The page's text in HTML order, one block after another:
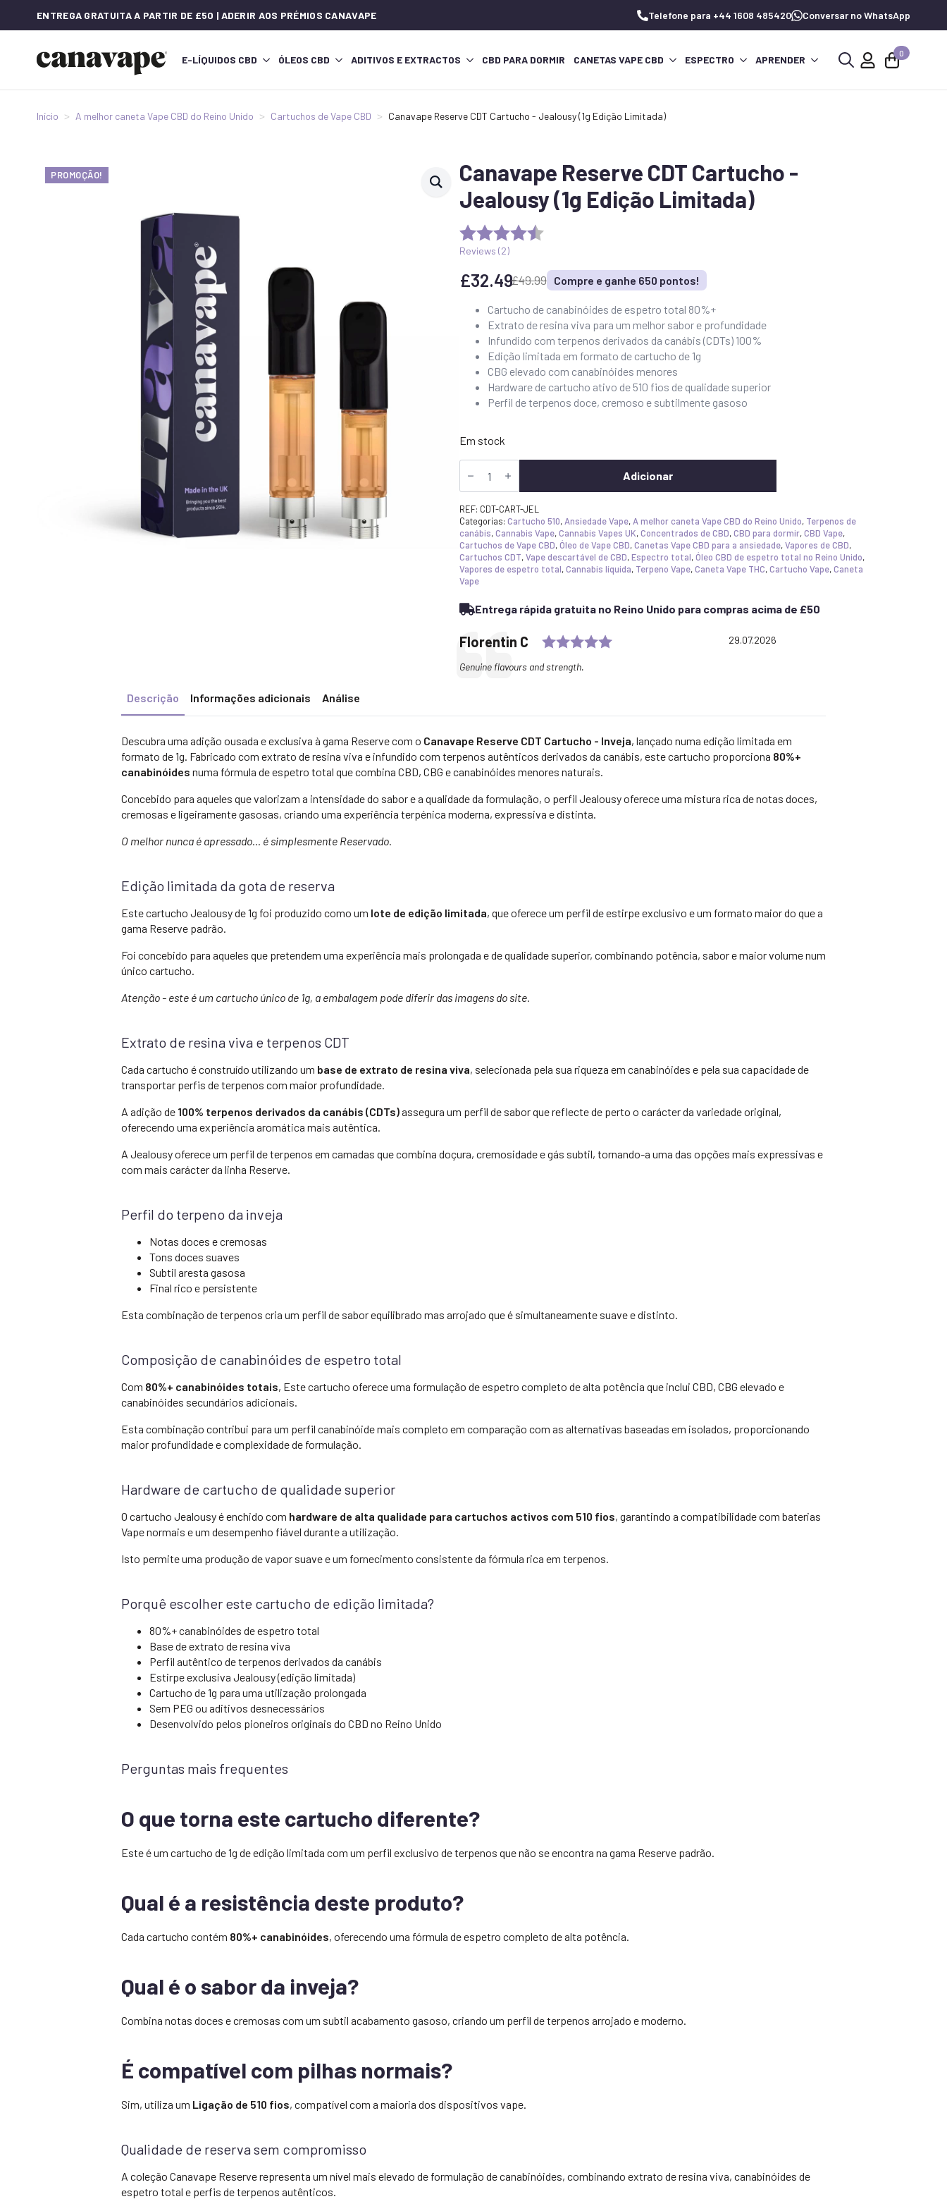
ENTREGA GRATUITA A PARTIR DE £50 | ADERIR AOS PRÉMIOS CANAVAPE Telefone para +44 1608 485420 Conversar no WhatsApp
E-LÍQUIDOS CBD ÓLEOS CBD ADITIVOS E EXTRACTOS CBD PARA DORMIR CANETAS VAPE CBD ESPECTRO APRENDER
0
Início A melhor caneta Vape CBD do Reino Unido Cartuchos de Vape CBD Canavape Reserve CDT Cartucho - Jealousy (1g Edição Limitada)
PROMOÇÃO!
Canavape Reserve CDT Cartucho -
Jealousy (1g Edição Limitada)
Reviews (2)
£49.99
O
preço
original
era:
£49.99.
£32.49
O
preço
atual
32,49
Compre e ganhe 650 pontos!
Cartucho de canabinóides de espetro total 80%+
Extrato de resina viva para um melhor sabor e profundidade
Infundido com terpenos derivados da canábis (CDTs) 100%
Edição limitada em formato de cartucho de 1g
CBG elevado com canabinóides menores
Hardware de cartucho ativo de 510 fios de qualidade superior
Perfil de terpenos doce, cremoso e subtilmente gasoso
Em stock
Quantidade
de
CDT
Cartucho
-
Jealousy
(1g
Edição
Limitada)
Adicionar
REF: CDT-CART-JEL
Categorias: Cartucho 510,Ansiedade Vape,A melhor caneta Vape CBD do Reino Unido, Terpenos de
canábis,Cannabis Vape,Cannabis Vapes UK,Concentrados de CBD,CBD para dormir,CBD Vape,
Cartuchos de Vape CBD,Óleo de Vape CBD,Canetas Vape CBD para a ansiedade,Vapores de CBD,
Cartuchos CDT,Vape descartável de CBD,Espectro total,Óleo CBD de espetro total no Reino Unido,
Vapores de espetro total,Cannabis líquida, Terpeno Vape,Caneta Vape THC,Cartucho Vape,Caneta
Vape
Entrega rápida gratuita no Reino Unido para compras acima de £50
Testimonial
Author:
Florentin C Rating: 5.0 out of 5 stars
Date:
29.07.2026
Text:
Genuine flavours and strength.
Descrição Informações adicionais Análise
Descubra uma adição ousada e exclusiva à gama Reserve com o Canavape Reserve CDT Cartucho - Inveja, lançado numa edição limitada em
formato de 1g. Fabricado com extrato de resina viva e infundido com terpenos autênticos derivados da canábis, este cartucho proporciona 80%+
canabinóides numa fórmula de espetro total que combina CBD, CBG e canabinóides menores naturais.
Concebido para aqueles que valorizam a intensidade do sabor e a qualidade da formulação, o perfil Jealousy oferece uma mistura rica de notas doces,
cremosas e ligeiramente gasosas, criando uma experiência terpénica moderna, expressiva e distinta.
O melhor nunca é apressado... é simplesmente Reservado.
Edição limitada da gota de reserva
Este cartucho Jealousy de 1g foi produzido como um lote de edição limitada, que oferece um perfil de estirpe exclusivo e um formato maior do que a
gama Reserve padrão.
Foi concebido para aqueles que pretendem uma experiência mais prolongada e de qualidade superior, combinando potência, sabor e maior volume num
único cartucho.
Atenção - este é um cartucho único de 1g, a embalagem pode diferir das imagens do site.
Extrato de resina viva e terpenos CDT
Cada cartucho é construído utilizando um base de extrato de resina viva, selecionada pela sua riqueza em canabinóides e pela sua capacidade de
transportar perfis de terpenos com maior profundidade.
A adição de 100% terpenos derivados da canábis (CDTs)assegura um perfil de sabor que reflecte de perto o carácter da variedade original,
oferecendo uma experiência aromática mais autêntica.
A Jealousy oferece um perfil de terpenos em camadas que combina doçura, cremosidade e gás subtil, tornando-a uma das opções mais expressivas e
com mais carácter da linha Reserve.
Perfil do terpeno da inveja
Notas doces e cremosas
Tons doces suaves
Subtil aresta gasosa
Final rico e persistente
Esta combinação de terpenos cria um perfil de sabor equilibrado mas arrojado que é simultaneamente suave e distinto.
Composição de canabinóides de espetro total
Com 80%+ canabinóides totais, Este cartucho oferece uma formulação de espetro completo de alta potência que inclui CBD, CBG elevado e
canabinóides secundários adicionais.
Esta combinação contribui para um perfil canabinóide mais completo em comparação com as alternativas baseadas em isolados, proporcionando
maior profundidade e complexidade de formulação.
Hardware de cartucho de qualidade superior
O cartucho Jealousy é enchido com hardware de alta qualidade para cartuchos activos com 510 fios, garantindo a compatibilidade com baterias
Vape normais e um desempenho fiável durante a utilização.
Isto permite uma produção de vapor suave e um fornecimento consistente da fórmula rica em terpenos.
Porquê escolher este cartucho de edição limitada?
80%+ canabinóides de espetro total
Base de extrato de resina viva
Perfil autêntico de terpenos derivados da canábis
Estirpe exclusiva Jealousy (edição limitada)
Cartucho de 1g para uma utilização prolongada
Sem PEG ou aditivos desnecessários
Desenvolvido pelos pioneiros originais do CBD no Reino Unido
Perguntas mais frequentes
O que torna este cartucho diferente?
Este é um cartucho de 1g de edição limitada com um perfil exclusivo de terpenos que não se encontra na gama Reserve padrão.
Qual é a resistência deste produto?
Cada cartucho contém 80%+ canabinóides, oferecendo uma fórmula de espetro completo de alta potência.
Qual é o sabor da inveja?
Combina notas doces e cremosas com um subtil acabamento gasoso, criando um perfil de terpenos arrojado e moderno.
É compatível com pilhas normais?
Sim, utiliza um Ligação de 510 fios, compatível com a maioria dos dispositivos vape.
Qualidade de reserva sem compromisso
A coleção Canavape Reserve representa um nível mais elevado de formulação de canabinóides, combinando extrato de resina viva, canabinóides de
espetro total e perfis de terpenos autênticos.